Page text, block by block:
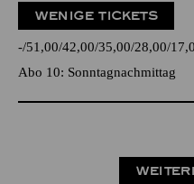
WENIGE TICKETS
- 51,00 42,00 35,00 28,00
Abo 10: Sonntagnachmittag